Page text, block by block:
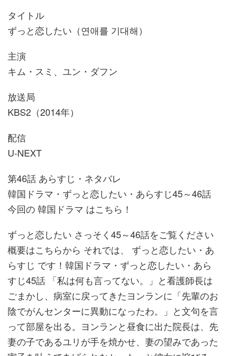
タイトル
ずっと恋したい（연애를 기대해）
主演
キム・スミ、ユン・ダフン
放送局
KBS2（2014年）
配信
U-NEXT
第46話 あらすじ・ネタバレ
韓国ドラマ・ずっと恋したい・あらすじ45～46話
今回の 韓国ドラマ はこちら！
ずっと恋したい さっそく45～46話をご覧ください
概要はこちらから それでは、 ずっと恋したい・あ
らすじ です！韓国ドラマ・ずっと恋したい・あら
すじ45話 「私は何も言ってない。」と看護師長は
ごまかし、病室に戻ってきたヨンランに「先輩のお
陰でがんセンターに異動になったわ。」と文句を言
って部屋を出る。ヨンランと昼食に出た院長は、先
妻の子であるユリが手を焼かせ、妻の望みであった